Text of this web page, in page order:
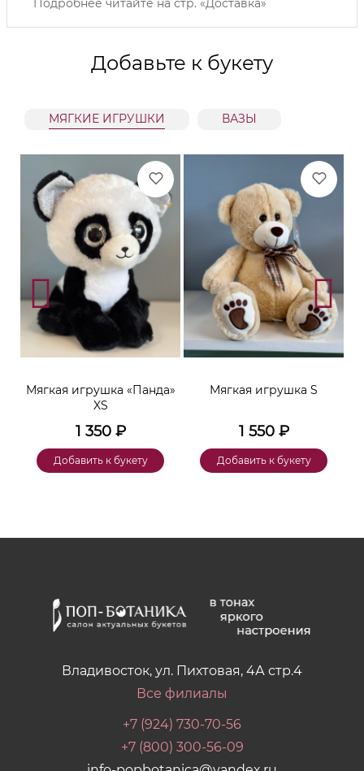
Подробнее читайте на стр. «Доставка»
Добавьте к букету
МЯГКИЕ ИГРУШКИ ВАЗЫ
Мягкая игрушка «Панда»
XS
1 350₽
Добавить к букету
Мягкая игрушка S
1 550₽
Добавить к букету
Владивосток, ул. Пихтовая, 4А стр.4
Все филиалы
+7 (924) 730-70-56
+7 (800) 300-56-09